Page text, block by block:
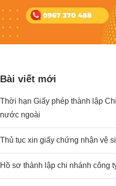
Bài viết mới
Thời hạn Giấy phép thành lập
nước ngoài
Thủ tục xin giấy chứng nhận vệ
Hồ sơ thành lập chi nhánh công